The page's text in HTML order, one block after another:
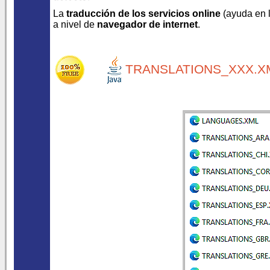
La traducción de los servicios online (ayuda en
a nivel de navegador de internet.